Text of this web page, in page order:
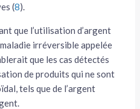
(8).
que l’utilisation d’argent
irréversible appelée
que les cas détectés
de produits qui ne sont
tels que de l’argent